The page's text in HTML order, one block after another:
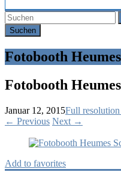
Fotobooth
Fotobooth
Januar 12, 2015Full
← Previous Next →
Add to favorites